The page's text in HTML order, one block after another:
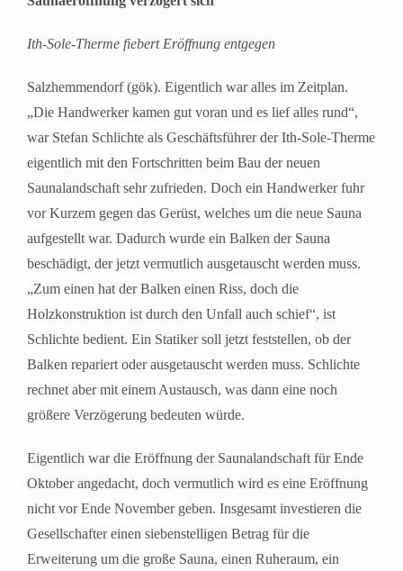
Ith-Sole-Therme fiebert Eröffnung entgegen
Salzhemmendorf (gök). Eigentlich war alles im Zeitplan.
„Die Handwerker kamen gut voran und es lief alles rund“,
war Stefan Schlichte als Geschäftsführer der Ith-Sole-Therme
eigentlich mit den Fortschritten beim Bau der neuen
Saunalandschaft sehr zufrieden. Doch ein Handwerker fuhr
vor Kurzem gegen das Gerüst, welches um die neue Sauna
aufgestellt war. Dadurch wurde ein Balken der Sauna
beschädigt, der jetzt vermutlich ausgetauscht werden muss.
„Zum einen hat der Balken einen Riss, doch die
Holzkonstruktion ist durch den Unfall auch schief“, ist
Schlichte bedient. Ein Statiker soll jetzt feststellen, ob der
Balken repariert oder ausgetauscht werden muss. Schlichte
rechnet aber mit einem Austausch, was dann eine noch
größere Verzögerung bedeuten würde.
Eigentlich war die Eröffnung der Saunalandschaft für Ende
Oktober angedacht, doch vermutlich wird es eine Eröffnung
nicht vor Ende November geben. Insgesamt investieren die
Gesellschafter einen siebenstelligen Betrag für die
Erweiterung um die große Sauna, einen Ruheraum, ein